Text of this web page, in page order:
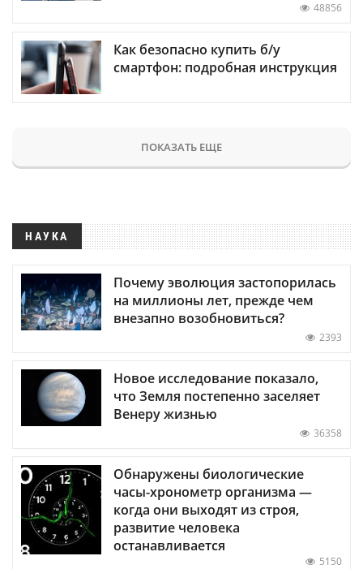
48856
Как безопасно купить б/у
смартфон: подробная инструкция
ПОКАЗАТЬ ЕЩЕ
НАУКА
Почему эволюция застопорилась
на миллионы лет, прежде чем
внезапно возобновиться?
2393
Новое исследование показало,
что Земля постепенно заселяет
Венеру жизнью
36358
Обнаружены биологические
часы-хронометр организма —
когда они выходят из строя,
развитие человека
останавливается
5150